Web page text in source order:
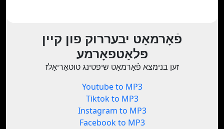
פֿאָרמאַט יבעררוק פון קיין
פּלאַטפאָרמע
זען בנימצא פֿאָרמאַט שיפטינג טוטאָריאַלז
Youtube to MP3
Tiktok to MP3
Instagram to MP3
Facebook to MP3